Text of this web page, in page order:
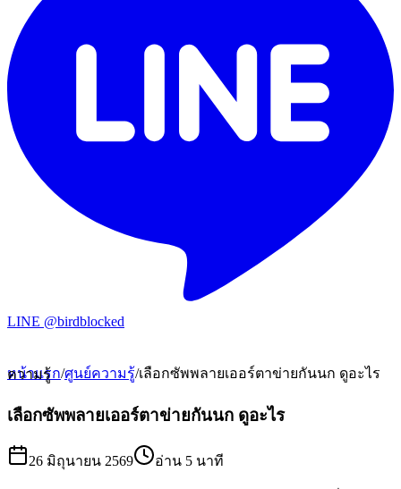
LINE @birdblocked
หน้าแรก/ศูนย์ความรู้/เลือกซัพพลายเออร์ตาข่ายกันนก ดูอะไร
ความรู้
เลือกซัพพลายเออร์ตาข่ายกันนก ดูอะไร
26 มิถุนายน 2569 อ่าน 5 นาที